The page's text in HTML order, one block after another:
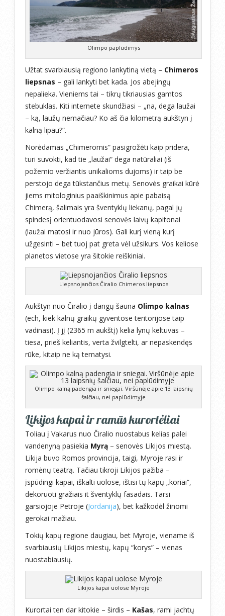
Olimpo paplūdimys
Užtat svarbiausią regiono lankytiną vietą – Chimeros
liepsnas – gali lankyti bet kada. Jos abejingų
nepalieka. Vieniems tai – tikrų tikriausias gamtos
stebuklas. Kiti internete skundžiasi – „na, dega laužai
– ką, laužų nemačiau? Ko aš čia kilometrą aukštyn į
kalną lipau?“.
Norėdamas „Chimeromis“ pasigrožėti kaip pridera,
turi suvokti, kad tie „laužai“ dega natūraliai (iš
požemio veržiantis unikalioms dujoms) ir taip be
perstojo dega tūkstančius metų. Senovės graikai kūrė
jiems mitologinius paaiškinimus apie pabaisą
Chimerą, šalimais yra šventyklų liekanų, pagal jų
spindesį orientuodavosi senovės laivų kapitonai
(laužai matosi ir nuo jūros). Gali kurį vieną kurį
užgesinti – bet tuoj pat greta vėl užsikurs. Vos keliose
planetos vietose yra šitokie reiškiniai.
Liepsnojančios Čiralio Chimeros liepsnos
Aukštyn nuo Čiralio į dangų šauna Olimpo kalnas
(ech, kiek kalnų graikų gyventose teritorijose taip
vadinasi). Į jį (2365 m aukštį) kelia lynų keltuvas –
tiesa, prieš keliantis, verta žvilgtelti, ar nepaskendęs
rūke, kitaip ne ką tematysi.
Olimpo kalną padengia ir sniegai. Viršūnėje apie 13 laipsnių
šalčiau, nei paplūdimyje
Likijos kapai ir ramūs kurortėliai
Toliau į Vakarus nuo Čiralio nuostabus kelias palei
vandenyną pasiekia Myrą – senovės Likijos miestą.
Likija buvo Romos provincija, taigi, Myroje rasi ir
romėnų teatrą. Tačiau tikroji Likijos pažiba –
įspūdingi kapai, iškalti uolose, ištisi tų kapų „koriai“,
dekoruoti gražiais it šventyklų fasadais. Tarsi
garsiojoje Petroje (Jordanija), bet kažkodėl žinomi
gerokai mažiau.
Tokių kapų regione daugiau, bet Myroje, viename iš
svarbiausių Likijos miestų, kapų “korys” – vienas
nuostabiausių.
Likijos kapai uolose Myroje
Kurortai ten dar kitokie – širdis – Kašas, rami jachtų